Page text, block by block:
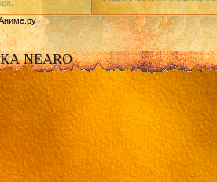
NEARO